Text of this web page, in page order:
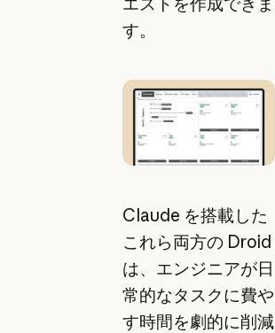
す。
Claude を搭載した
これら両方の Droid
は、エンジニアが日
常的なタスクに費や
す時間を劇的に削減